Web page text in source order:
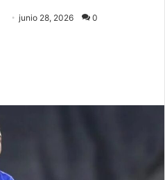
junio 28, 2026 0